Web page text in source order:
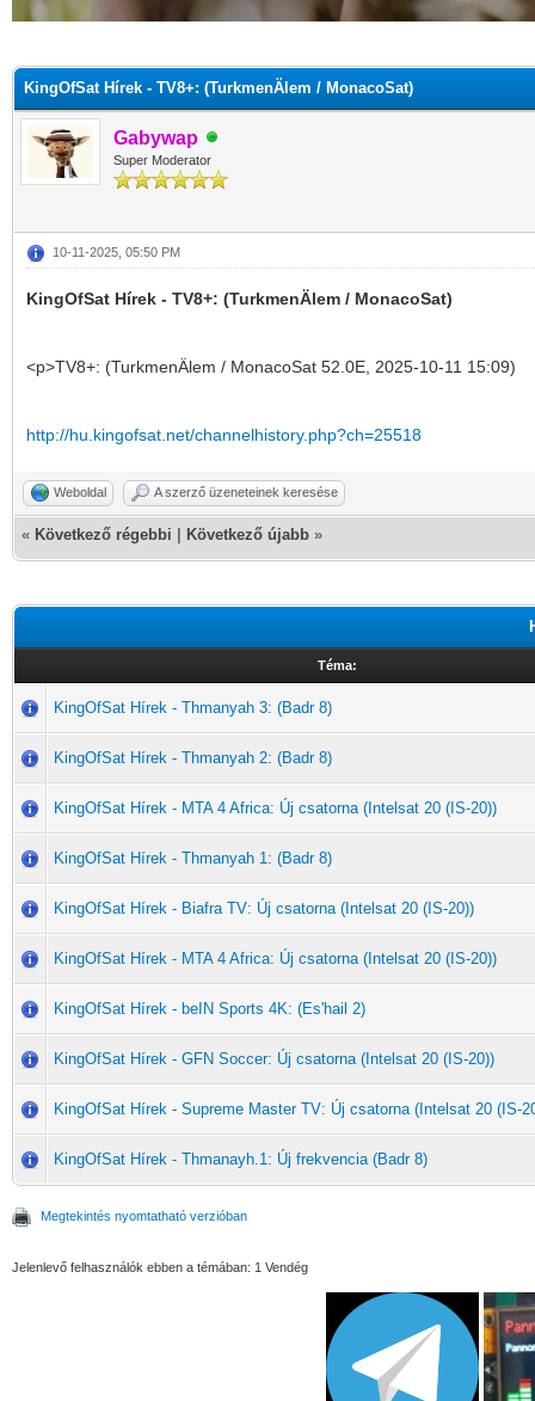
KingOfSat Hírek - TV8+: (TurkmenÄlem / MonacoSat)
Gabywap
Super Moderator
10-11-2025, 05:50 PM
KingOfSat Hírek - TV8+: (TurkmenÄlem / MonacoSat)
<p>TV8+: (TurkmenÄlem / MonacoSat 52.0E, 2025-10-11 15:09)
http://hu.kingofsat.net/channelhistory.php?ch=25518
Weboldal A szerző üzeneteinek keresése
« Következő régebbi Következő újabb »
Téma:
KingOfSat Hírek - Thmanyah 3: (Badr 8)
KingOfSat Hírek - Thmanyah 2: (Badr 8)
KingOfSat Hírek - MTA 4 Africa: Új csatorna (Intelsat 20 (IS-20))
KingOfSat Hírek - Thmanyah 1: (Badr 8)
KingOfSat Hírek - Biafra TV: Új csatorna (Intelsat 20 (IS-20))
KingOfSat Hírek - MTA 4 Africa: Új csatorna (Intelsat 20 (IS-20))
KingOfSat Hírek - beIN Sports 4K: (Es'hail 2)
KingOfSat Hírek - GFN Soccer: Új csatorna (Intelsat 20 (IS-20))
KingOfSat Hírek - Supreme Master TV: Új csatorna (Intelsat 20 (IS-
KingOfSat Hírek - Thmanayh.1: Új frekvencia (Badr 8)
Megtekintés nyomtatható verzióban
Jelenlevő felhasználók ebben a témában: 1 Vendég